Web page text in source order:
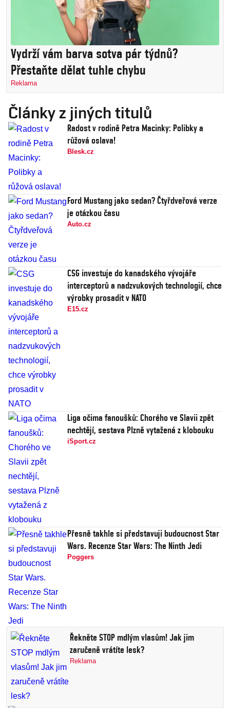
Vydrží vám barva sotva pár týdnů?
Přestaňte dělat tuhle chybu
Reklama
Články z jiných titulů
Radost v rodině Petra Macinky: Polibky a
růžová oslava!
Blesk.cz
Ford Mustang jako sedan? Čtyřdveřová verze
je otázkou času
Auto.cz
CSG investuje do kanadského vývojáře
interceptorů a nadzvukových technologií, chce
výrobky prosadit v NATO
E15.cz
Liga očima fanoušků: Chorého ve Slavii zpět
nechtějí, sestava Plzně vytažená z klobouku
iSport.cz
Přesně takhle si představuji budoucnost Star
Wars. Recenze Star Wars: The Ninth Jedi
Poggers
Řekněte STOP mdlým vlasům! Jak jim
zaručeně vrátíte lesk?
Reklama